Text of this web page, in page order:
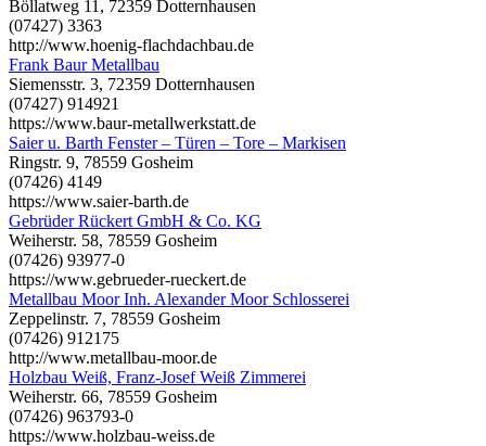
Böllatweg 11, 72359 Dotternhausen
(07427) 3363
http://www.hoenig-flachdachbau.de
Frank Baur Metallbau
Siemensstr. 3, 72359 Dotternhausen
(07427) 914921
https://www.baur-metallwerkstatt.de
Saier u. Barth Fenster – Türen – Tore – Markisen
Ringstr. 9, 78559 Gosheim
(07426) 4149
https://www.saier-barth.de
Gebrüder Rückert GmbH & Co. KG
Weiherstr. 58, 78559 Gosheim
(07426) 93977-0
https://www.gebrueder-rueckert.de
Metallbau Moor Inh. Alexander Moor Schlosserei
Zeppelinstr. 7, 78559 Gosheim
(07426) 912175
http://www.metallbau-moor.de
Holzbau Weiß, Franz-Josef Weiß Zimmerei
Weiherstr. 66, 78559 Gosheim
(07426) 963793-0
https://www.holzbau-weiss.de